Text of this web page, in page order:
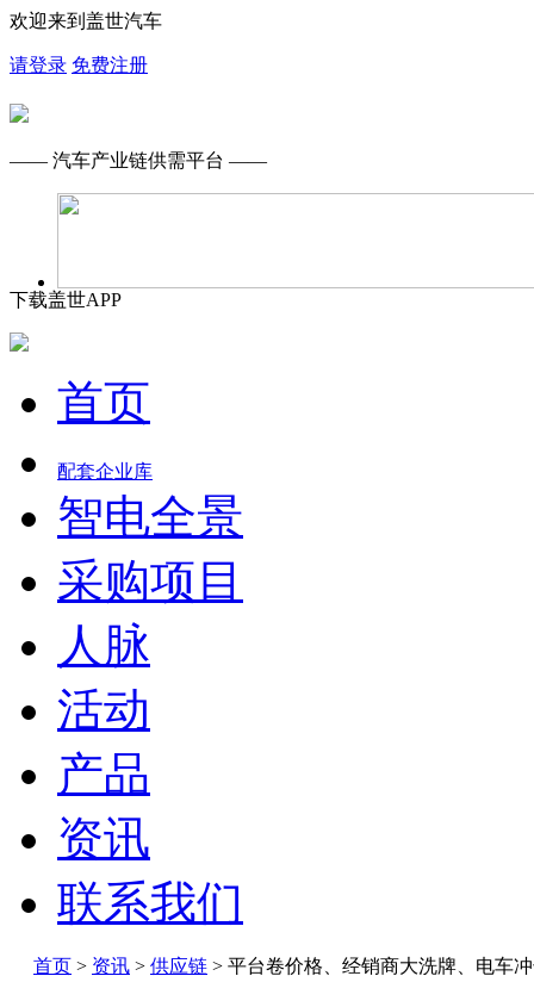
欢迎来到盖世汽车
请登录 免费注册
—— 汽车产业链供需平台 ——
下载盖世APP
首页
配套企业库
智电全景
采购项目
人脉
活动
产品
资讯
联系我们
首页 > 资讯 > 供应链 > 平台卷价格、经销商大洗牌、电车